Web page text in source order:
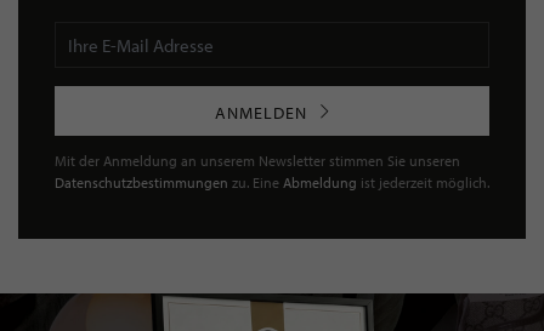
ANMELDEN
Mit der Anmeldung an unserem Newsletter stimmen Sie unseren
Datenschutzbestimmungen zu. Eine Abmeldung ist jederzeit möglich.